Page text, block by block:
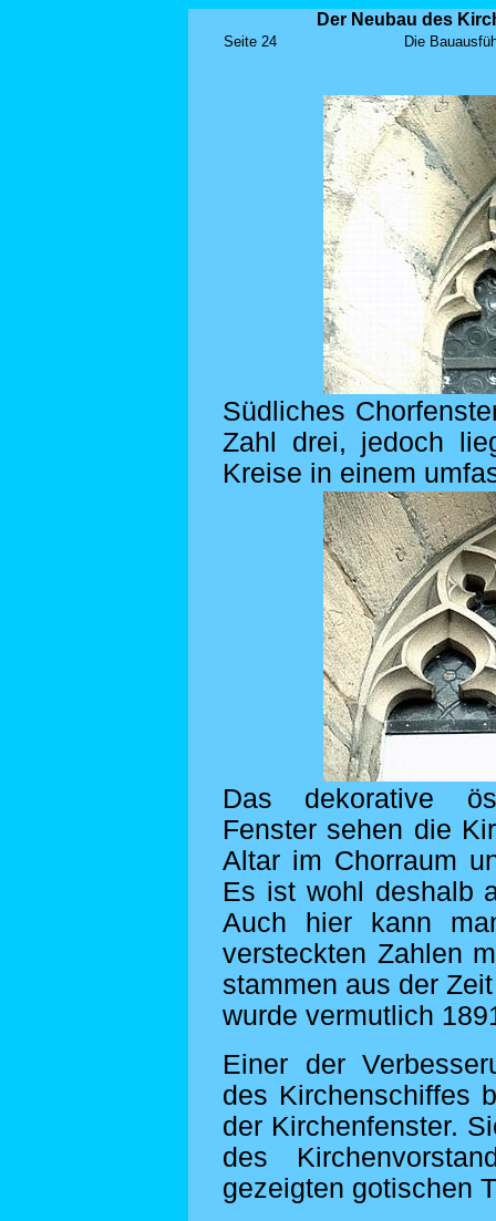
Der Neubau des
Seite 24 Die
Südliches
Zahl drei, jedoch
Kreise in einem
Das dekorative
Fenster sehen die
Altar im Chorraum
Es ist wohl deshalb
Auch hier kann
versteckten Zahlen
stammen aus der
wurde vermutlich
Einer der
des Kirchenschiffes
der Kirchenfenster.
des
gezeigten gotischen